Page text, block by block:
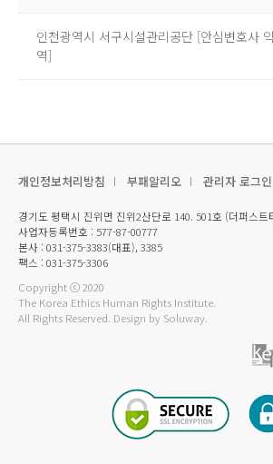
인천광역시 서구시설관리공단 [안심변호사
역]
개인정보처리방침 부패알리오 관리자 로그인
경기도 평택시 진위면 진위2산단로 140. 501호 (더퍼스트
사업자등록번호 : 577-87-00777
본사 : 031-375-3383(대표), 3385
팩스 : 031-375-3306
Copyright ⓒ 2020
The Korea Ethics Human Rights Institute.
All Rights Reserved. Design by Soluway.